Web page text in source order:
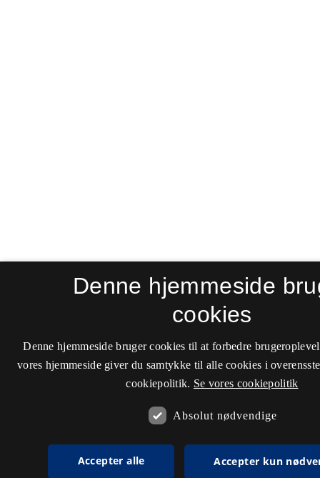
Denne hjemmeside
cookies
Denne hjemmeside bruger cookies til at forbedre
vores hjemmeside giver du samtykke til alle cookies i
cookiepolitik. Se vores cookiepolitik
Absolut nødvendige
Accepter alle Accepter kun